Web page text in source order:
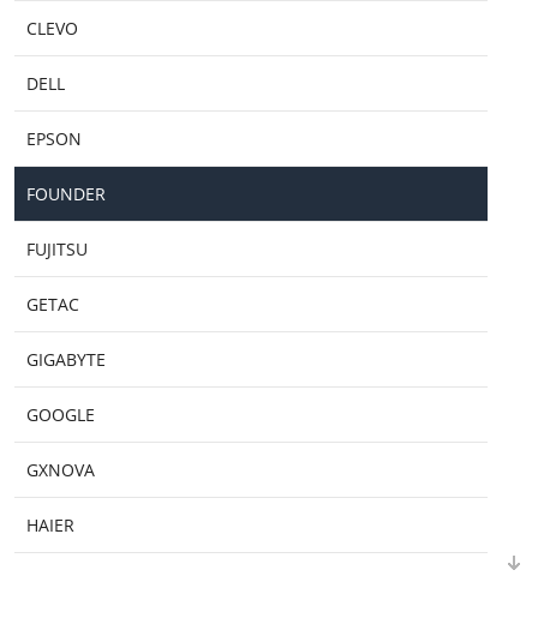
CLEVO
DELL
EPSON
FOUNDER
FUJITSU
GETAC
GIGABYTE
GOOGLE
GXNOVA
HAIER